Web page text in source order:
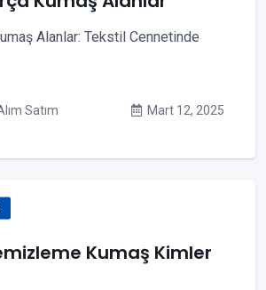
Alanlar: Tekstil Cennetinde
Satım Mart 12, 2025
Kumaş Kimler